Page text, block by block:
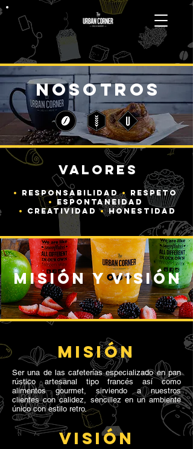
nosotros
VALORES
• RESPONSABILIDAD• RESPETO
•
ESPONTANEIDAD
• CREATIVIDAD•HONESTIDAD
Misión y visión
MISIÓN
Ser una de las cafeterías especializado en pan
rústico artesanal tipo francés así como
alimentos gourmet, sirviendo a nuestros
clientes con calidez, sencillez en un ambiente
único con estilo retro.
VISIÓN